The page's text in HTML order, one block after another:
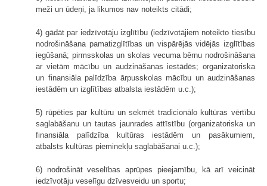
meži un ūdeņi, ja likumos nav noteikts citādi;
4) gādāt par iedzīvotāju izglītību (iedzīvotājiem noteikto tiesību
nodrošināšana pamatizglītības un vispārējās vidējās izglītības
iegūšanā; pirmsskolas un skolas vecuma bērnu nodrošināšana
ar vietām mācību un audzināšanas iestādēs; organizatoriska
un finansiāla palīdzība ārpusskolas mācību un audzināšanas
iestādēm un izglītības atbalsta iestādēm u.c.);
5) rūpēties par kultūru un sekmēt tradicionālo kultūras vērtību
saglabāšanu un tautas jaunrades attīstību (organizatoriska un
finansiāla palīdzība kultūras iestādēm un pasākumiem,
atbalsts kultūras pieminekļu saglabāšanai u.c.);
6) nodrošināt veselības aprūpes pieejamību, kā arī veicināt
iedzīvotāju veselīgu dzīvesveidu un sportu;